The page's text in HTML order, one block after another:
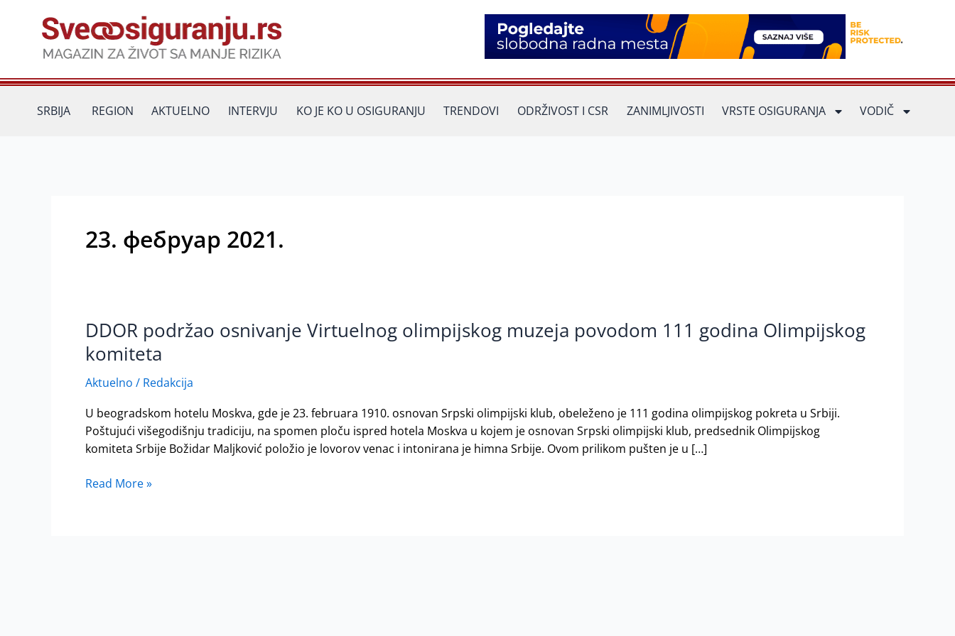
SRBIJA REGION AKTUELNO INTERVJU KO JE KO U OSIGURANJU TRENDOVI ODRŽIVOST I CSR ZANIMLJIVOSTI VRSTE OSIGURANJA VODIČ
23. фебруар 2021.
DDOR podržao osnivanje Virtuelnog olimpijskog muzeja povodom 111 godina Olimpijskog
komiteta
Aktuelno / Redakcija
U beogradskom hotelu Moskva, gde je 23. februara 1910. osnovan Srpski olimpijski klub, obeleženo je 111 godina olimpijskog pokreta u Srbiji.
Poštujući višegodišnju tradiciju, na spomen ploču ispred hotela Moskva u kojem je osnovan Srpski olimpijski klub, predsednik Olimpijskog
komiteta Srbije Božidar Maljković položio je lovorov venac i intonirana je himna Srbije. Ovom prilikom pušten je u […]
DDOR
podržao
osnivanje
Virtuelnog
muzeja
povodom
111
Olimpijskog
Read More »